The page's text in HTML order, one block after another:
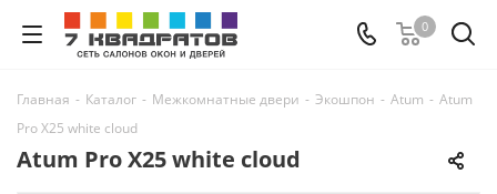
0
Главная - Каталог - Межкомнатные двери - Экошпон - Atum - Atum
Pro Х25 white cloud
Atum Pro Х25 white cloud